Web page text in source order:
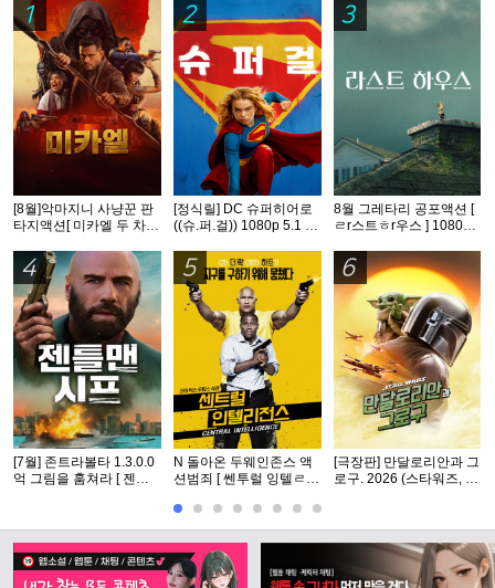
1
[8월]악마지니 사냥꾼 판
타지액션[ 미카엘 두 차원
2
[정식릴] DC 슈퍼히어로
((슈.퍼.걸)) 1080p 5.1 공
3
8월 그레타리 공포액션 [
ㄹr스트ㅎr우스 ] 1080p
4
[7월] 존트라볼타 1.3.0.0
억 그림을 훔쳐라 [ 젠틀
5
N 돌아온 두웨인존스 액
션범죄 [ 쎈투럴 잉텔ㄹ1
FHD5.1
6
[극장판] 만달로리안과 그
로구. 2026 (스타워즈, 12